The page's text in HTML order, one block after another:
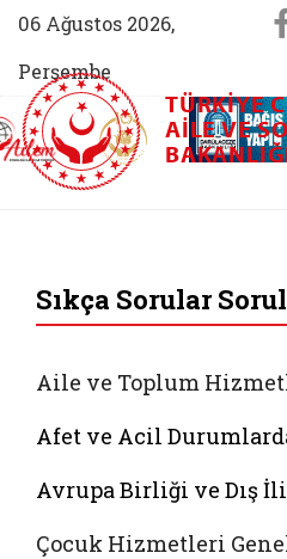
06 Ağustos 2026,
Perşembe
Aile (yeni sekmede açılır)
AİLEM İletişim Merkezi (yeni
Aile ve Nüfus On
TÜRKIYE
AILE VE
Sıkça Sorular
Aile ve Toplum
Afet ve Acil
Avrupa Birliği ve Dış
Çocuk Hizmetleri